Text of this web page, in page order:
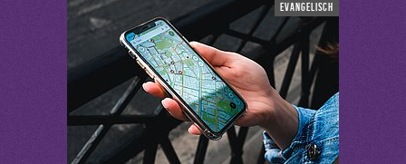
evangelisch